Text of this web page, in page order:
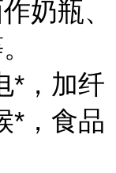
奶瓶、
*，加纤
*，食品